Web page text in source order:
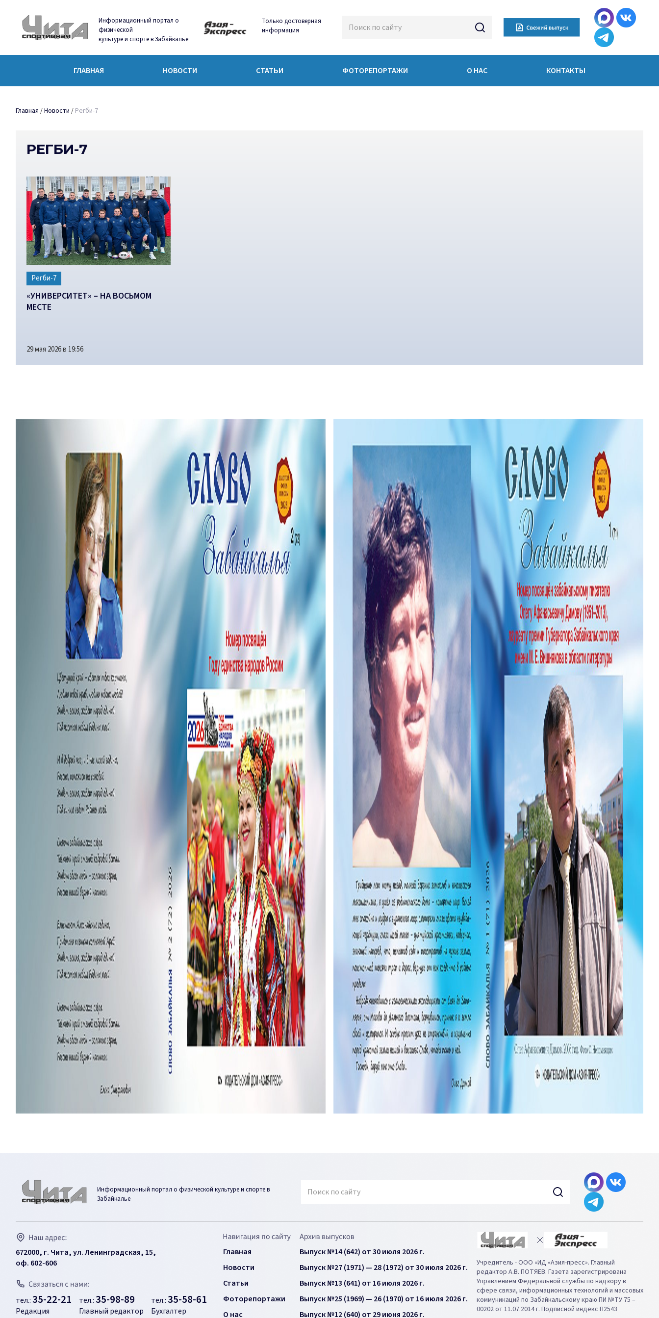
Информационный портал о
физической
культуре и спорте в Забайкалье
Только достоверная
информация
ГЛАВНАЯ НОВОСТИ СТАТЬИ ФОТОРЕПОРТАЖИ О НАС КОНТАКТЫ
Главная /Новости / Регби-7
РЕГБИ-7
Регби-7
«УНИВЕРСИТЕТ» – НА ВОСЬМОМ
МЕСТЕ
29 мая 2026 в 19:56
Информационный портал о физической культуре и спорте в
Забайкалье
672000, г. Чита, ул. Ленинградская, 15,
оф. 602-606
тел.: 35-22-21
Редакция
тел.: 35-98-89
Главный редактор
тел.: 35-58-61
Бухгалтер
Главная
Новости
Статьи
Фоторепортажи
О нас
Выпуск №14 (642) от 30 июля 2026 г.
Выпуск №27 (1971) — 28 (1972) от 30 июля 2026 г.
Выпуск №13 (641) от 16 июля 2026 г.
Выпуск №25 (1969) — 26 (1970) от 16 июля 2026 г.
Выпуск №12 (640) от 29 июня 2026 г.
Учредитель - ООО «ИД «Азия-пресс». Главный
редактор А.В. ПОТЯЕВ. Газета зарегистрирована
Управлением Федеральной службы по надзору в
сфере связи, информационных технологий и массовых
коммуникаций по Забайкальскому краю ПИ №ТУ 75 –
00202 от 11.07.2014 г. Подписной индекс П2543